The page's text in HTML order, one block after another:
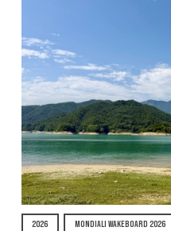
2026 MONDIALI WAKEBOARD 2026